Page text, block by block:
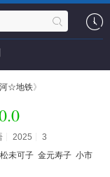
☆地铁》
2025
3
未可子 金元寿子 小市